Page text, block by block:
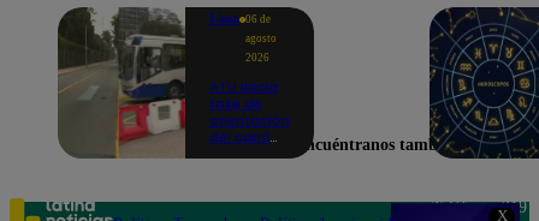
X
Lima 06 de
agosto
2026
ATU inicia
fase de
orientación
del carril
Azul en la
Encuéntranos también en
Teléfono: 219